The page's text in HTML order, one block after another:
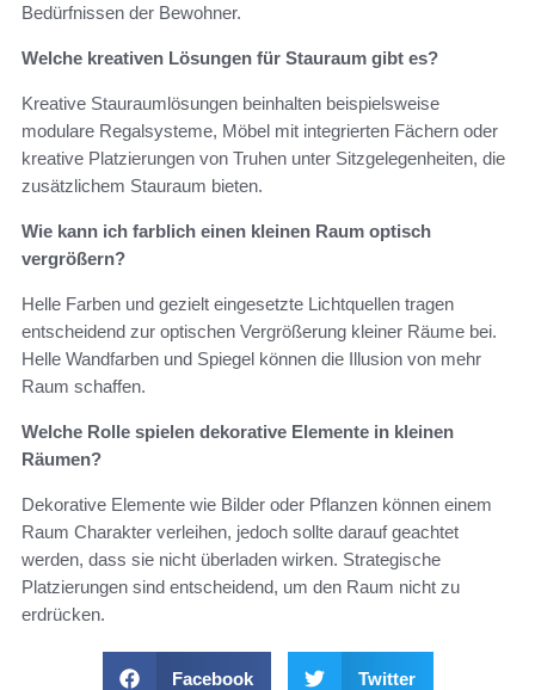
Bedürfnissen der Bewohner.
Welche kreativen Lösungen für Stauraum gibt es?
Kreative Stauraumlösungen beinhalten beispielsweise
modulare Regalsysteme, Möbel mit integrierten Fächern oder
kreative Platzierungen von Truhen unter Sitzgelegenheiten, die
zusätzlichem Stauraum bieten.
Wie kann ich farblich einen kleinen Raum optisch
vergrößern?
Helle Farben und gezielt eingesetzte Lichtquellen tragen
entscheidend zur optischen Vergrößerung kleiner Räume bei.
Helle Wandfarben und Spiegel können die Illusion von mehr
Raum schaffen.
Welche Rolle spielen dekorative Elemente in kleinen
Räumen?
Dekorative Elemente wie Bilder oder Pflanzen können einem
Raum Charakter verleihen, jedoch sollte darauf geachtet
werden, dass sie nicht überladen wirken. Strategische
Platzierungen sind entscheidend, um den Raum nicht zu
erdrücken.
Facebook Twitter